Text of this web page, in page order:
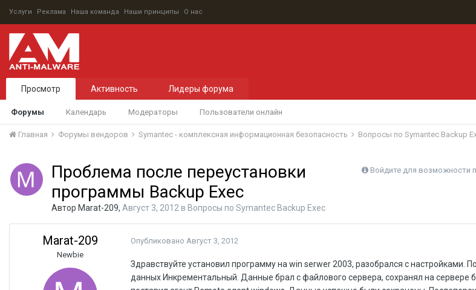
Услуги Реклама Наша команда Наши принципы О нас
Просмотр
Форумы Календарь Модераторы Пользователи онлайн
Активность Лидеры форума
Главная Форумы вендоров Symantec - комплексная информационная безопасность Вопросы по Symantec Backup
Войдите для возможности
Проблема после переустановки
программы Backup Exec
Автор Marat-209, Август 3, 2012 в Вопросы по Symantec Backup Exec
Marat-209
Newbie
Опубликовано Август 3, 2012
Здравствуйте установил программу на win serwer 2003, разобрался с настройками.
данных Инкрементальный. Данные брал с файлового сервера, сохранял на сервере